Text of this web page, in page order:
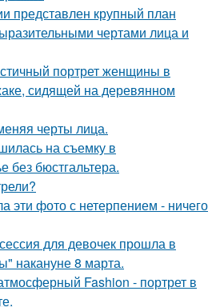
представлен крупный план
чертами лица и
портрет женщины в
сидящей на деревянном
черты лица.
на съемку в
без бюстгальтера.
эти фото с нетерпением - ничего
для девочек прошла в
накануне 8 марта.
Fashion - портрет в